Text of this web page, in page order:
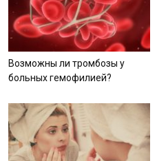
Возможны ли тромбозы у
больных гемофилией?